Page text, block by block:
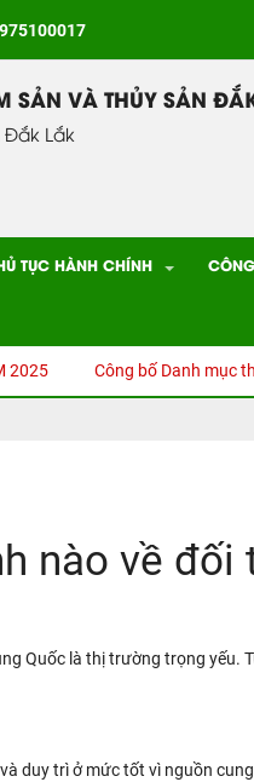
SẢN VÀ THỦY SẢN
Đắk Lắk
TỤC HÀNH CHÍNH
Công bố Danh mục thủ tục
nào về đối
Quốc là thị trường trọng yếu.
duy trì ở mức tốt vì nguồn